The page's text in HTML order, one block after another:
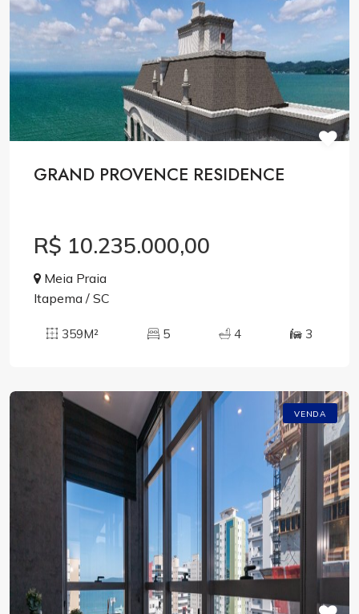
GRAND PROVENCE RESIDENCE
R$ 10.235.000,00
Meia Praia
Itapema / SC
359M² 5 4 3
VENDA